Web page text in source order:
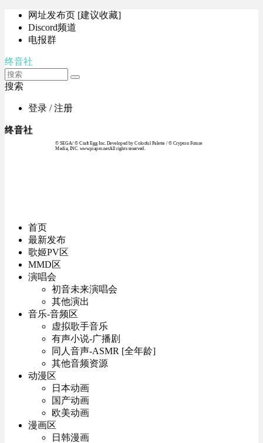
网址发布页 [建议收藏]
Discord频道
电报群
终音社
搜索
登录 / 注册
终音社
© SEGA / © Craft Egg Inc. Developed by Colorful Palette / © Crypton Future
Media, INC. www.piapro.netAll rights reserved.
首页
最新发布
歌姬PV区
MMD区
演唱会
初音未来演唱会
其他演出
音乐-音频区
虚拟歌手音乐
有声小说-广播剧
同人音声-ASMR [全年龄]
其他音频资源
动漫区
日本动画
国产动画
欧美动画
漫画区
日韩漫画